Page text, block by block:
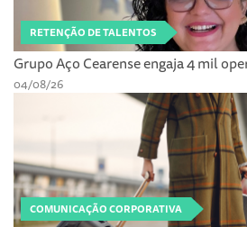
RETENÇÃO DE TALENTOS
Grupo Aço Cearense engaja 4 mil
04/08/26
COMUNICAÇÃO CORPORATIVA